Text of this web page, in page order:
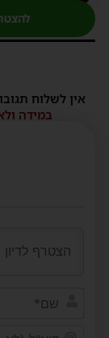
אין לשלוח
במידה ולא